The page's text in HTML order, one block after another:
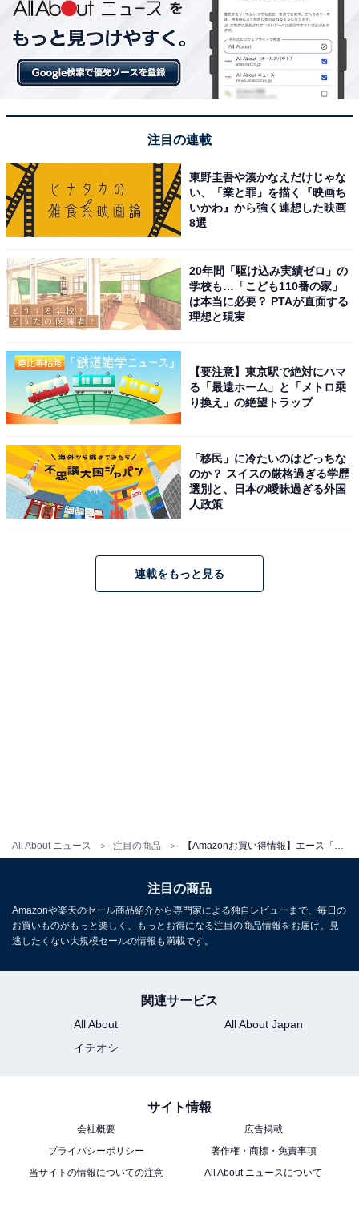
All About ニュース 注目の商品
拡張機能のおかげで、帰りのお土産も余裕で収まり
ました。作りもしっかりしていて、エースの製品と
移動の快適さと収納力をどちらも妥協したくない旅行者
の方には、間違いなくおすすめの商品です。
あわせて読みたい
【Amazonセール】コムテック「GPSレシー
バー」が特別価格で登場中【5月14日】
【今日チェックしたい】エースの人気商品5選
Amazonで見る
エース「クレスタ」
[エース] スーツケース クレスタ Mサイズ 5-7泊 64/70L 拡
注目の連載
東野圭吾や湊かなえだけじゃな
い、「業と罪」を描く『映画ち
いかわ』から強く連想した映画
8選
20年間「駆け込み実績ゼロ」の
学校も…「こども110番の家」
は本当に必要？ PTAが直面する
理想と現実
【要注意】東京駅で絶対にハマ
る「最遠ホーム」と「メトロ乗
り換え」の絶望トラップ
「移民」に冷たいのはどっちな
のか？ スイスの厳格過ぎる学歴
選別と、日本の曖昧過ぎる外国
人政策
連載をもっと見る
注目の商品
Amazonや楽天のセール商品紹介から専門家による独自レビューまで、毎日の
お買いものがもっと楽しく、もっとお得になる注目の商品情報をお届け。見
逃したくない大規模セールの情報も満載です。
関連サービス
All About
All About Japan
イチオシ
サイト情報
会社概要
広告掲載
プライバシーポリシー
著作権・商標・免責事項
当サイトの情報についての注意
All About ニュースについて